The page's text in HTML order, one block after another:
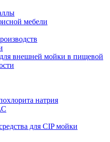
мебели
для внешней мойки в пищевой
натрия
для CIP мойки